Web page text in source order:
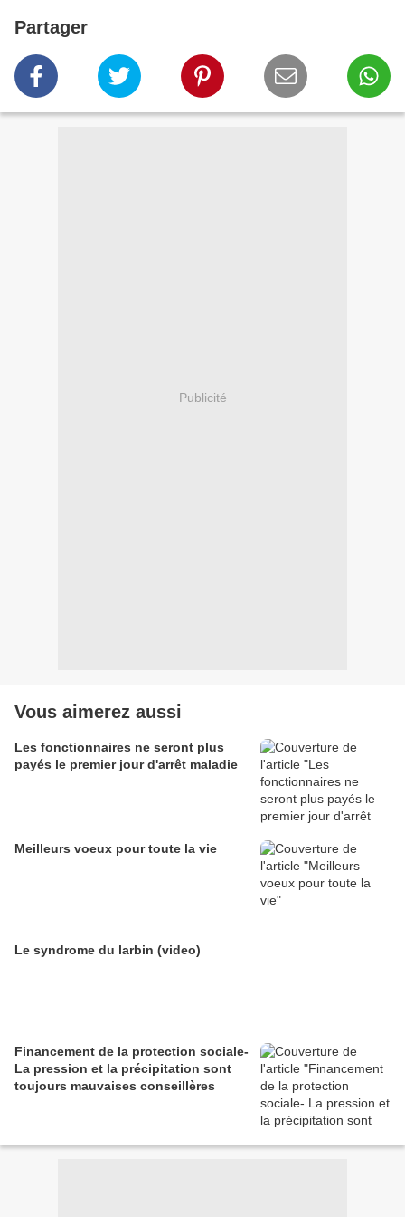
Partager
Publicité
Vous aimerez aussi
Les fonctionnaires ne seront plus
payés le premier jour d'arrêt maladie
Meilleurs voeux pour toute la vie
Le syndrome du larbin (video)
Financement de la protection sociale-
La pression et la précipitation sont
toujours mauvaises conseillères